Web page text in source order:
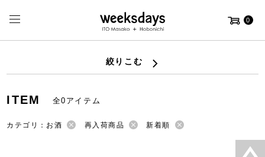
0
絞りこむ
ITEM 全0アイテム
カテゴリ：お酒 再入荷商品 新着順